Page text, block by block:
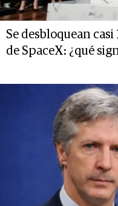
Se desbloquean
de SpaceX: ¿qué